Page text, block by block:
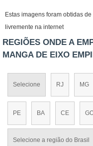
Estas imagens foram obtidas
livremente na internet
REGIÕES ONDE A
MANGA DE EIXO
Selecione RJ MG
PE BA CE
Selecione a região do Brasil